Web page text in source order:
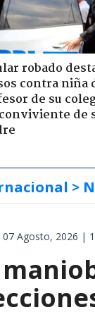
robado
contra niña
de su
de
>
07 Agosto, 2026 |